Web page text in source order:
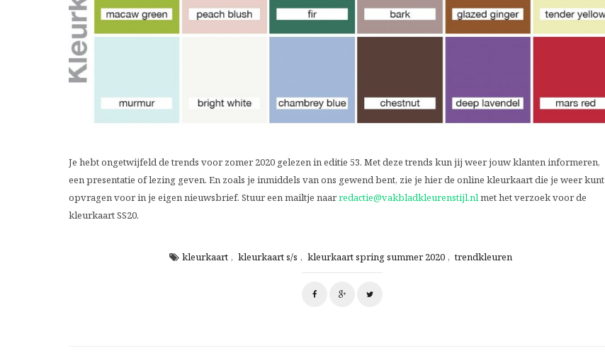
Je hebt ongetwijfeld de trends voor zomer 2020 gelezen in editie 53. Met deze trends kun jij weer jouw klanten informeren,
een presentatie of lezing geven. En zoals je inmiddels van ons gewend bent, zie je hier de online kleurkaart die je weer kunt
opvragen voor in je eigen nieuwsbrief. Stuur een mailtje naarredactie@vakbladkleurenstijl.nlmet het verzoek voor de
kleurkaart SS20.
kleurkaart , kleurkaart s/s , kleurkaart spring summer 2020 , trendkleuren